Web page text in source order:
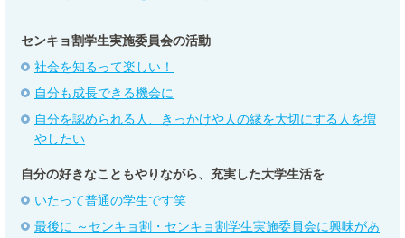
センキョ割学生実施委員会の活動
社会を知るって楽しい！
自分も成長できる機会に
自分を認められる人、きっかけや人の縁を大切にする人を増
やしたい
自分の好きなこともやりながら、充実した大学生活を
いたって普通の学生です笑
最後に ～センキョ割・センキョ割学生実施委員会に興味があ